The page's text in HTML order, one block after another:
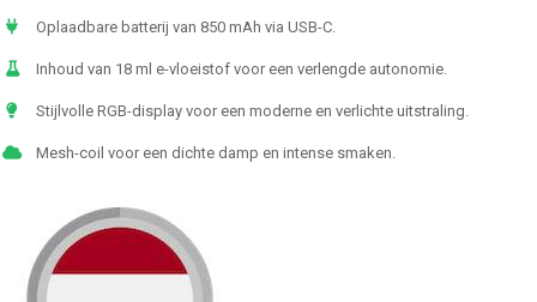
Oplaadbare batterij van 850 mAh via USB-C.
Inhoud van 18 ml e-vloeistof voor een verlengde autonomie.
Stijlvolle RGB-display voor een moderne en verlichte uitstraling.
Mesh-coil voor een dichte damp en intense smaken.